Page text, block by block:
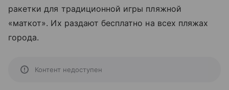
ракетки для традиционной игры пляжной
«маткот». Их раздают бесплатно на всех пляжах
города.
Контент недоступен